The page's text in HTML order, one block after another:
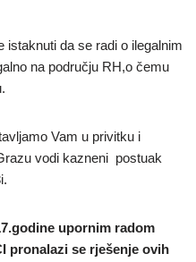
istaknuti da se radi o ilegalnim
na području RH,o čemu
Vam u privitku i
vodi kazneni postuak
upornim radom
pronalazi se rješenje ovih